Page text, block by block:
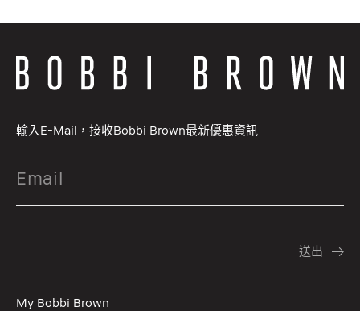
輸入E-Mail，接收Bobbi Brown最新優惠資訊
My Bobbi Brown